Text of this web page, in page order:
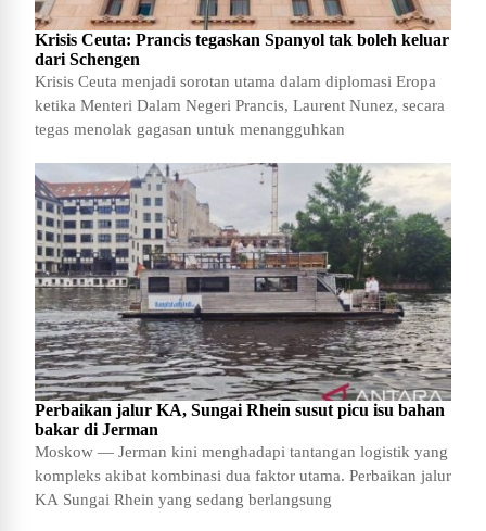
Krisis Ceuta: Prancis tegaskan Spanyol tak boleh keluar
dari Schengen
Krisis Ceuta menjadi sorotan utama dalam diplomasi Eropa
ketika Menteri Dalam Negeri Prancis, Laurent Nunez, secara
tegas menolak gagasan untuk menangguhkan
Perbaikan jalur KA, Sungai Rhein susut picu isu bahan
bakar di Jerman
Moskow — Jerman kini menghadapi tantangan logistik yang
kompleks akibat kombinasi dua faktor utama. Perbaikan jalur
KA Sungai Rhein yang sedang berlangsung